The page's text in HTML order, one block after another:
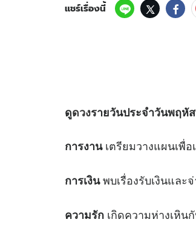
แชร์เรื่องนี้
ดูดวงรายวันประจำวันพฤหั
การงานเตรียมวางแผนเพื่
การเงินพบเรื่องรับเงินและ
ความรัก เกิดความห่างเหิ